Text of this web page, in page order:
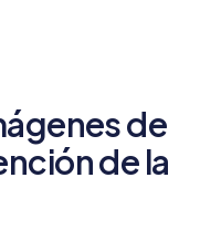
de
de la